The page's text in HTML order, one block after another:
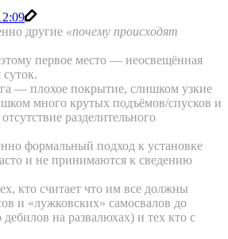
другие «почему происходят
первое место — неосвещённая
— плохое покрытие, слишком узкие
много крутых подъёмов/спусков и
разделительного
формальный подход к установке
и не принимаются к сведению
кто считает что им все должны
и «лужковских» самосвалов до
на развалюхах) и тех кто с